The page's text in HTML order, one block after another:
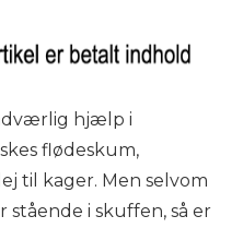
hjælp i
flødeskum,
til kager. Men selvom
stående i skuffen, så er